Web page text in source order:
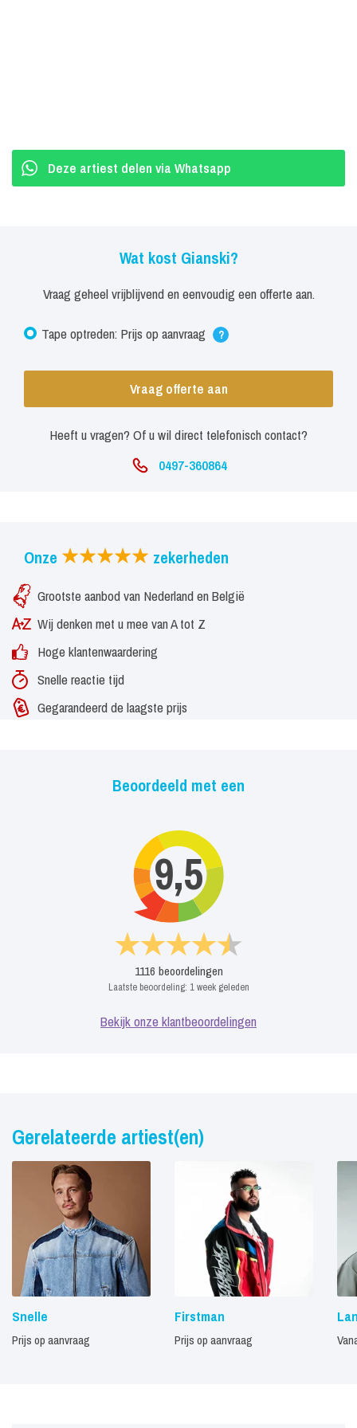
Deze artiest delen via Whatsapp
Wat kost Gianski?
Vraag geheel vrijblijvend en eenvoudig een offerte aan.
Tape optreden: Prijs op aanvraag ?
Vraag offerte aan
Heeft u vragen? Of u wil direct telefonisch contact?
0497-360864
Onze zekerheden
Grootste aanbod van Nederland en België
Wij denken met u mee van A tot Z
Hoge klantenwaardering
Snelle reactie tijd
Gegarandeerd de laagste prijs
Beoordeeld met een
9,5
1116 beoordelingen
Laatste beoordeling: 1 week geleden
Bekijk onze klantbeoordelingen
Gerelateerde artiest(en)
Snelle
Prijs op aanvraag
Firstman
Prijs op aanvraag